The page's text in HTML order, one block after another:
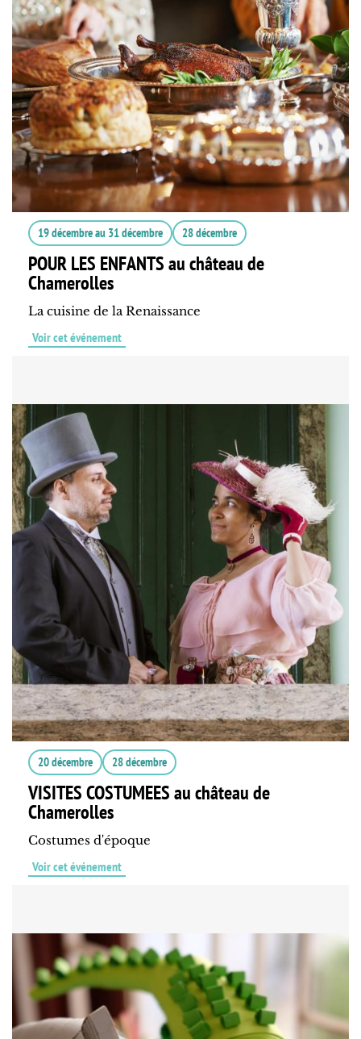
19 décembreau 31 décembre 28 décembre
POUR LES ENFANTS au château de
Chamerolles
La cuisine de la Renaissance
Voir cet événement
20 décembre 28 décembre
VISITES COSTUMEES au château de
Chamerolles
Costumes d'époque
Voir cet événement